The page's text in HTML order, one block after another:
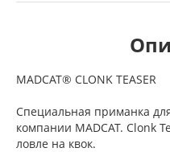
MADCAT® CLONK TEASER
Специальная приманка
компании MADCAT. Clonk
ловле на квок.